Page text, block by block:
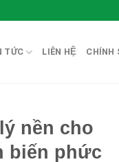
TỨC LIÊN HỆ CHÍNH
nền cho
biến phức